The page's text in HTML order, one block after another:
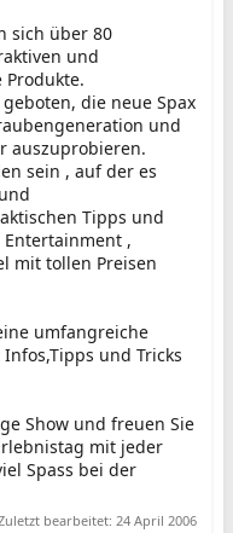
sich über 80
und
die neue Spax
und
auszuprobieren.
sein , auf der es
Tipps und
,
mit tollen Preisen
umfangreiche
und Tricks
Show und freuen Sie
mit jeder
Spass bei der
bearbeitet: 24 April 2006